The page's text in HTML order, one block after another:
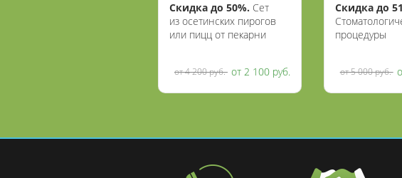
Скидка до 50%. Сет
из осетинских пирогов
или пицц от пекарни
от 4 200 руб. от 2 100 руб.
Скидка до
процедуры
от 5 000 руб.